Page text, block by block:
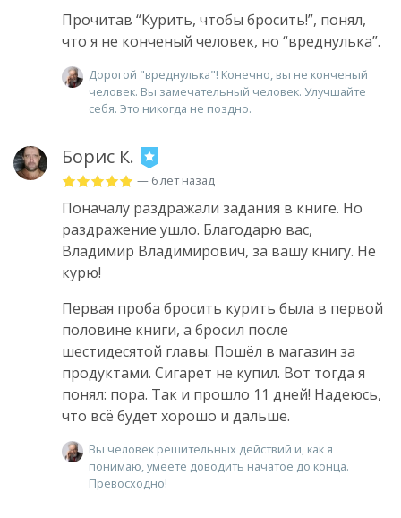
Прочитав “Курить, чтобы бросить!”, понял,
что я не конченый человек, но “вреднулька”.
Дорогой "вреднулька"! Конечно, вы не конченый
человек. Вы замечательный человек. Улучшайте
себя. Это никогда не поздно.
Борис К.
— 6 лет назад
Поначалу раздражали задания в книге. Но
раздражение ушло. Благодарю вас,
Владимир Владимирович, за вашу книгу. Не
курю!
Первая проба бросить курить была в первой
половине книги, а бросил после
шестидесятой главы. Пошёл в магазин за
продуктами. Сигарет не купил. Вот тогда я
понял: пора. Так и прошло 11 дней! Надеюсь,
что всё будет хорошо и дальше.
Вы человек решительных действий и, как я
понимаю, умеете доводить начатое до конца.
Превосходно!